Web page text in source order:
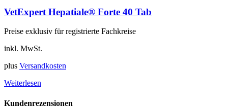
VetExpert Hepatiale® Forte 40 Tab
Preise exklusiv für registrierte Fachkreise
inkl. MwSt.
plus Versandkosten
Weiterlesen
Kundenrezensionen